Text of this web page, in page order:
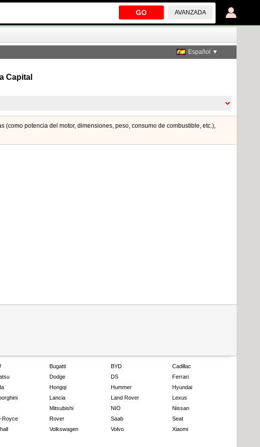
GO AVANZADA
Español ▼
Capital
potencia del motor, dimensiones, peso, consumo de combustible, etc.),
Bugatti BYD
Cadillac
Dodge DS
Ferrari
Hongqi Hummer
Hyundai
Lancia Land Rover
Lexus
Mitsubishi NIO
Nissan
Royce Rover Saab
Seat
Volkswagen Volvo
Xiaomi